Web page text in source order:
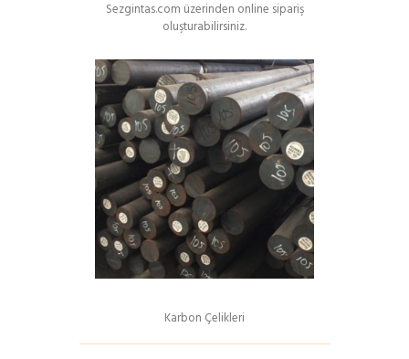
Sezgintas.com üzerinden online sipariş
oluşturabilirsiniz.
Karbon Çelikleri